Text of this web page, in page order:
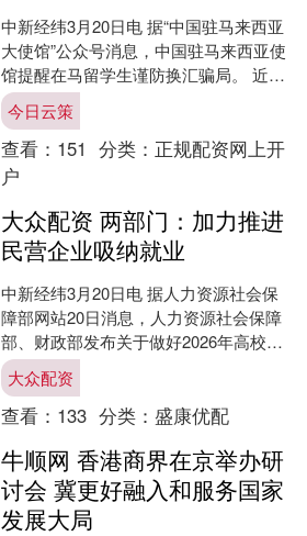
中新经纬3月20日电 据“中国驻马来西亚
大使馆”公众号消息，中国驻马来西亚使
馆提醒在马留学生谨防换汇骗局。 近
期，中国驻马来西亚使馆接到多起在马
中国留学生反映，....
今日云策
查看： 151 分类： 正规配资网上开
户
大众配资 两部门：加力推进
民营企业吸纳就业
中新经纬3月20日电 据人力资源社会保
障部网站20日消息，人力资源社会保障
部、财政部发布关于做好2026年高校毕
业生等青年就业工作的通知。 通知提
到，加力推进民....
大众配资
查看： 133 分类： 盛康优配
牛顺网 香港商界在京举办研
讨会 冀更好融入和服务国家
发展大局